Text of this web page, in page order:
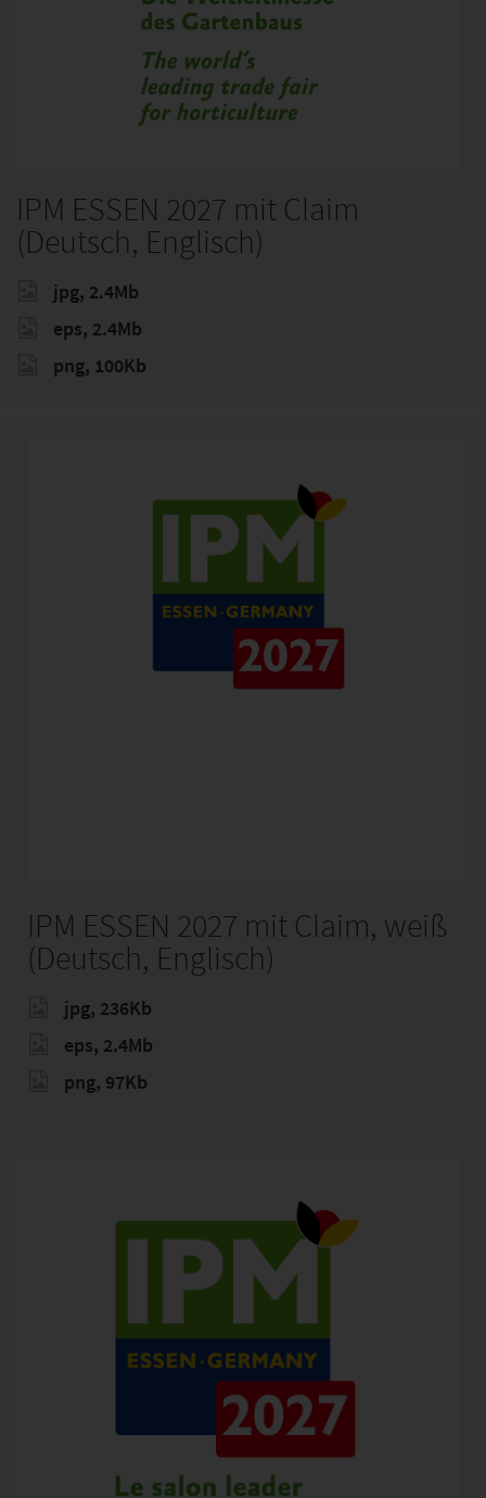
IPM ESSEN 2027 mit Claim
(Deutsch, Englisch)
jpg, 2.4Mb
eps, 2.4Mb
png, 100Kb
IPM ESSEN 2027 mit Claim, weiß
(Deutsch, Englisch)
jpg, 236Kb
eps, 2.4Mb
png, 97Kb